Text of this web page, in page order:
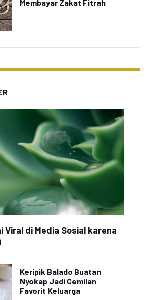
Membayar Zakat Fitrah
Viral di Media Sosial karena
Keripik Balado Buatan
Nyokap Jadi Cemilan
Favorit Keluarga